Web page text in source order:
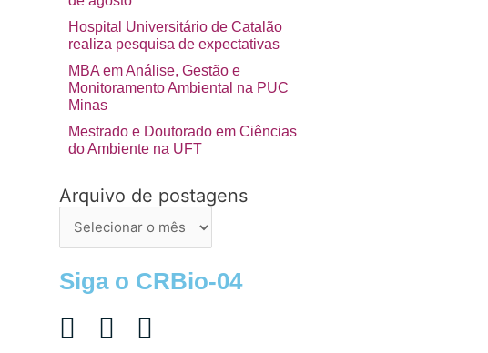
Hospital Universitário de Catalão
realiza pesquisa de expectativas
MBA em Análise, Gestão e
Monitoramento Ambiental na PUC
Minas
Mestrado e Doutorado em Ciências
do Ambiente na UFT
Arquivo de postagens
Arquivo
postagens
Siga o CRBio-04